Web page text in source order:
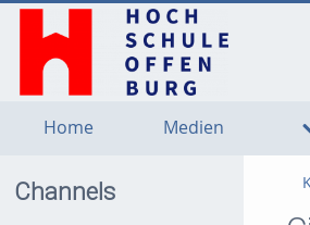
Home Medien
Channels